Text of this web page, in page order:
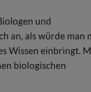
und
an, als würde man
Wissen einbringt.
biologischen